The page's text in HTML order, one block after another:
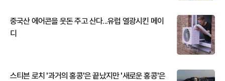
중국산 에어콘을 웃돈 주고 산다...유럽 열광시킨 메이
디
스티븐 로치 '과거의 홍콩'은 끝났지만 '새로운 홍콩'은